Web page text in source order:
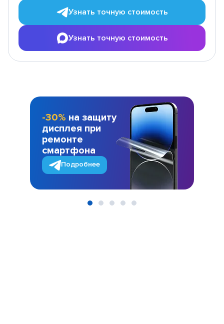
Узнать точную стоимость
Узнать точную стоимость
-30% на защиту
дисплея при
ремонте
смартфона
Подробнее